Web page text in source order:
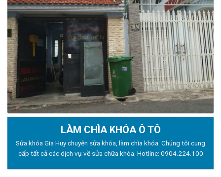
LÀM CHÌA KHÓA Ô TÔ
Sửa khóa Gia Huy chuyên sửa khóa, làm chìa khóa. Chúng tôi cung
cấp tất cả các dịch vụ về sửa chữa khóa. Hotline: 0904.224.100